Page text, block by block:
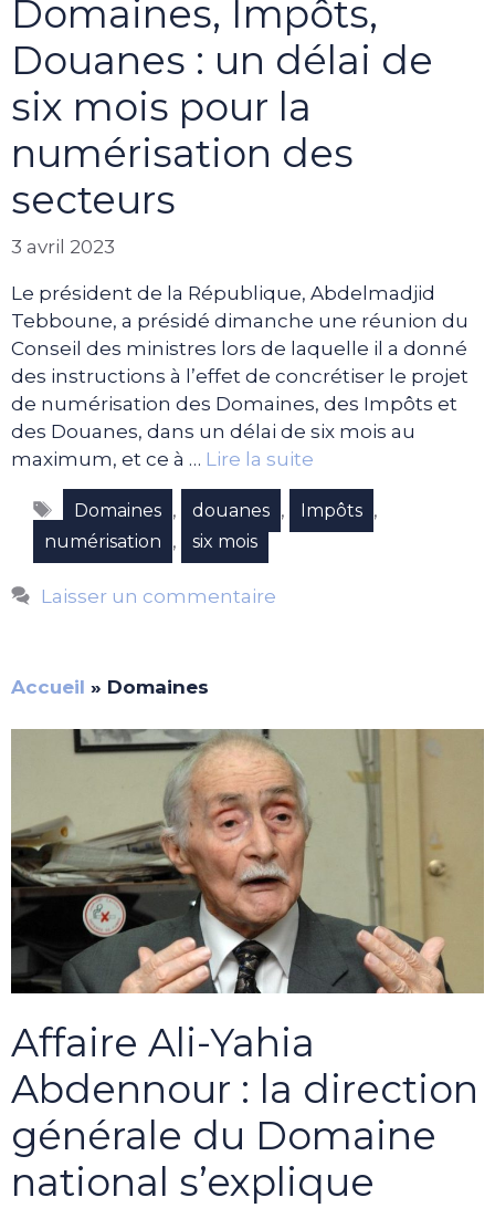
Domaines, Impôts,
Douanes : un délai de
six mois pour la
numérisation des
secteurs
3 avril 2023
Le président de la République, Abdelmadjid
Tebboune, a présidé dimanche une réunion du
Conseil des ministres lors de laquelle il a donné
des instructions à l’effet de concrétiser le projet
de numérisation des Domaines, des Impôts et
des Douanes, dans un délai de six mois au
maximum, et ce à … Lire la suite
Étiquettes
Domaines , douanes , Impôts ,
numérisation , six mois
Laisser un commentaire
Accueil » Domaines
Affaire Ali-Yahia
Abdennour : la direction
générale du Domaine
national s’explique